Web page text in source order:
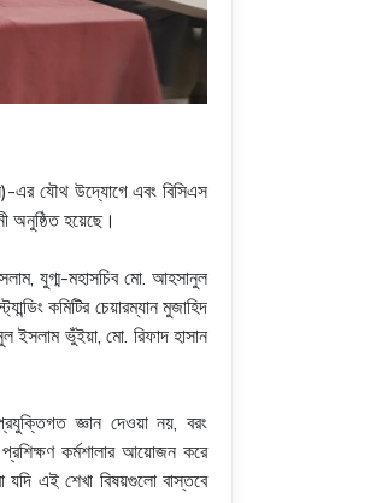
এর যৌথ উদ্যোগে এবং বিসিএস
অনুষ্ঠিত হয়েছে।
ইসলাম, যুগ্ম-মহাসচিব মো. আহসানুল
কমিটির চেয়ারম্যান মুজাহিদ
ইসলাম ভুঁইয়া, মো. রিফাদ হাসান
জ্ঞান দেওয়া নয়, বরং
প্রশিক্ষণ কর্মশালার আয়োজন করে
যদি এই শেখা বিষয়গুলো বাস্তবে